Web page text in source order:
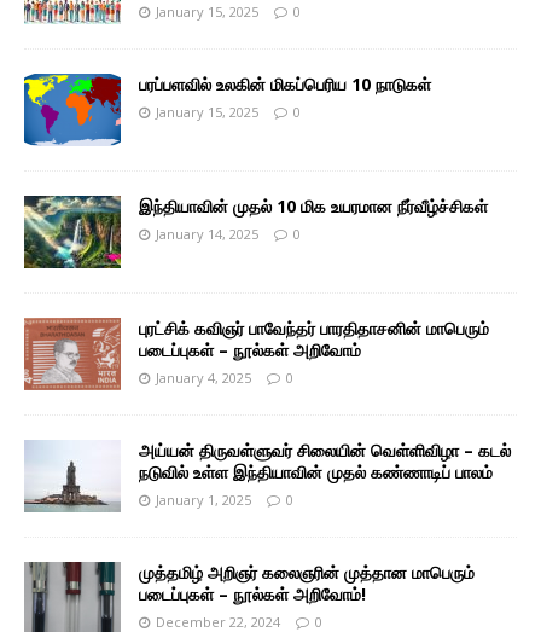
January 15, 2025 0
பரப்பளவில் உலகின் மிகப்பெரிய 10 நாடுகள்
January 15, 2025 0
இந்தியாவின் முதல் 10 மிக உயரமான நீர்வீழ்ச்சிகள்
January 14, 2025 0
புரட்சிக் கவிஞர் பாவேந்தர் பாரதிதாசனின் மாபெரும்
படைப்புகள் – நூல்கள் அறிவோம்
January 4, 2025 0
அய்யன் திருவள்ளுவர் சிலையின் வெள்ளிவிழா – கடல்
நடுவில் உள்ள இந்தியாவின் முதல் கண்ணாடிப் பாலம்
January 1, 2025 0
முத்தமிழ் அறிஞர் கலைஞரின் முத்தான மாபெரும்
படைப்புகள் – நூல்கள் அறிவோம்!
December 22, 2024 0